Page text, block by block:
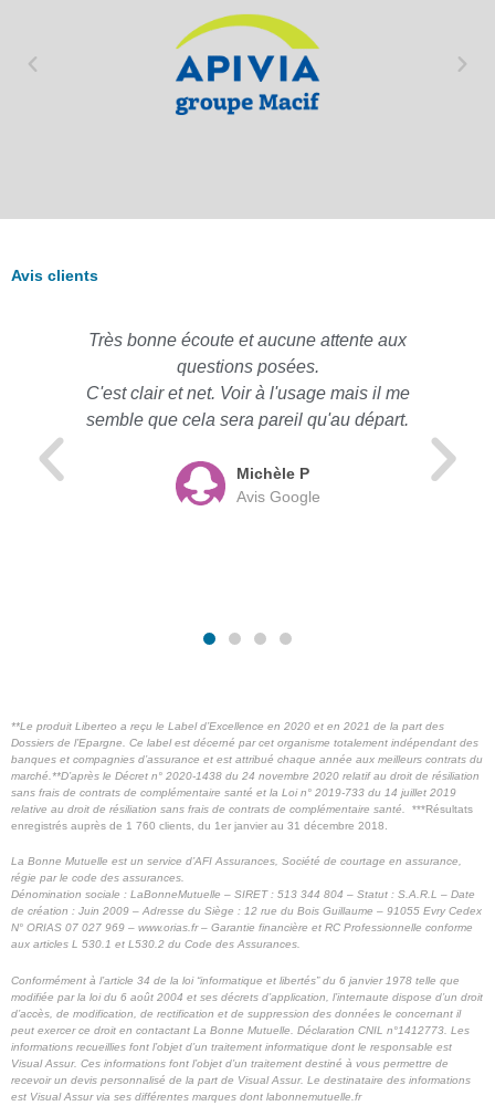
Avis clients
Très bonne écoute et aucune attente aux
questions posées.
C'est clair et net. Voir à l'usage mais il me
semble que cela sera pareil qu'au départ.
Michèle P
Avis Google
**Le produit Liberteo a reçu le Label d’Excellence en 2020 et en 2021 de la part des
Dossiers de l’Epargne. Ce label est décerné par cet organisme totalement indépendant des
banques et compagnies d’assurance et est attribué chaque année aux meilleurs contrats du
marché.**D’après le Décret n° 2020-1438 du 24 novembre 2020 relatif au droit de résiliation
sans frais de contrats de complémentaire santé et la Loi n° 2019-733 du 14 juillet 2019
relative au droit de résiliation sans frais de contrats de complémentaire santé.
***Résultats
enregistrés auprès de 1 760 clients, du 1er janvier au 31 décembre 2018.
La Bonne Mutuelle est un service d’AFI Assurances, Société de courtage en assurance,
régie par le code des assurances.
Dénomination sociale : LaBonneMutuelle – SIRET : 513 344 804 – Statut : S.A.R.L – Date
de création : Juin 2009 – Adresse du Siège : 12 rue du Bois Guillaume – 91055 Evry Cedex
N° ORIAS 07 027 969 – www.orias.fr – Garantie financière et RC Professionnelle conforme
aux articles L 530.1 et L530.2 du Code des Assurances.
Conformément à l’article 34 de la loi “informatique et libertés” du 6 janvier 1978 telle que
modifiée par la loi du 6 août 2004 et ses décrets d’application, l’internaute dispose d’un droit
d’accès, de modification, de rectification et de suppression des données le concernant il
peut exercer ce droit en contactant La Bonne Mutuelle. Déclaration CNIL n°1412773. Les
informations recueillies font l’objet d’un traitement informatique dont le responsable est
Visual Assur. Ces informations font l’objet d’un traitement destiné à vous permettre de
recevoir un devis personnalisé de la part de Visual Assur. Le destinataire des informations
est Visual Assur via ses différentes marques dont labonnemutuelle.fr